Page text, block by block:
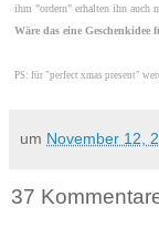
ihm "ordern" erhalten ihn auch
Wäre das eine
PS: für "perfect xmas present"
um November 12,
37